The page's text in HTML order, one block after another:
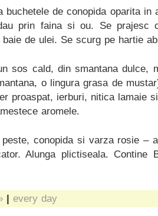
buchetele de conopida oparita in
prin faina si ou. Se prajesc
de ulei. Se scurg pe hartie
sos cald, din smantana dulce,
o lingura grasa de
proaspat, ierburi, nitica lamaie
aromele.
conopida si varza rosie –
Alunga plictiseala. Contine
| every day